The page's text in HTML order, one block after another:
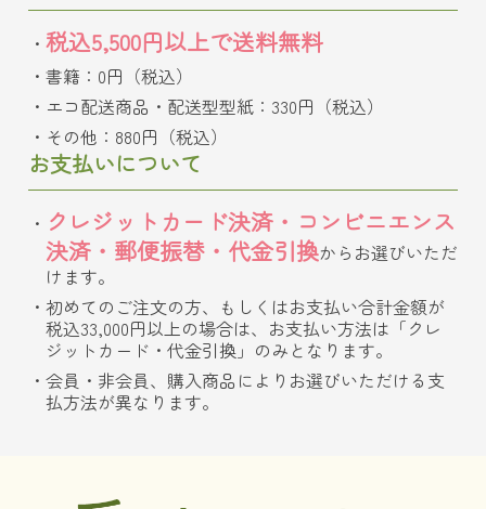
税込5,500円以上で送料無料
書籍：0円（税込）
エコ配送商品・配送型型紙：330円（税込）
その他：880円（税込）
お支払いについて
クレジットカード決済・コンビニエンス
決済・郵便振替・代金引換からお選びいただ
けます。
初めてのご注文の方、もしくはお支払い合計金額が
税込33,000円以上の場合は、お支払い方法は「クレ
ジットカード・代金引換」のみとなります。
会員・非会員、購入商品によりお選びいただける支
払方法が異なります。